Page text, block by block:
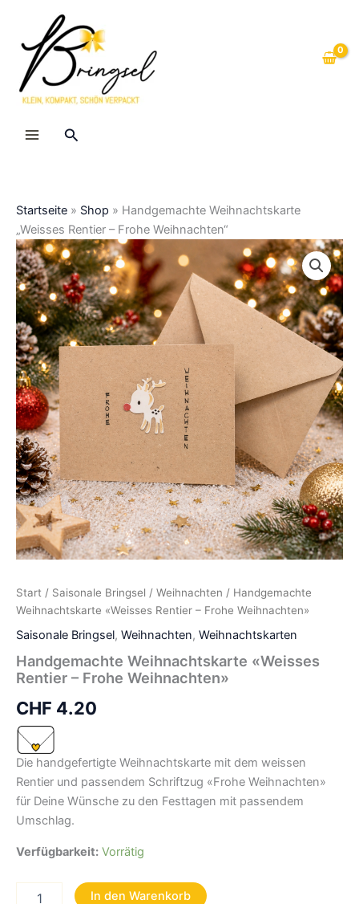
springen
Suche
Startseite » Shop » Handgemachte Weihnachtskarte
„Weisses Rentier – Frohe Weihnachten“
Start / Saisonale Bringsel / Weihnachten / Handgemachte
Weihnachtskarte «Weisses Rentier – Frohe Weihnachten»
Saisonale Bringsel, Weihnachten, Weihnachtskarten
Handgemachte Weihnachtskarte «Weisses
Rentier – Frohe Weihnachten»
CHF 4.20
Die handgefertigte Weihnachtskarte mit dem weissen
Rentier und passendem Schriftzug «Frohe Weihnachten»
für Deine Wünsche zu den Festtagen mit passendem
Umschlag.
Verfügbarkeit: Vorrätig
HandgemachteIn den Warenkorb